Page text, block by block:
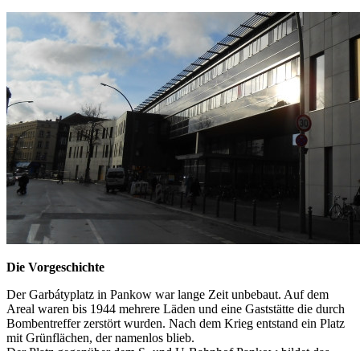
Die Vorgeschichte
Der Garbátyplatz in Pankow war lange Zeit unbebaut. Auf dem
Areal waren bis 1944 mehrere Läden und eine Gaststätte die durch
Bombentreffer zerstört wurden. Nach dem Krieg entstand ein Platz
mit Grünflächen, der namenlos blieb.